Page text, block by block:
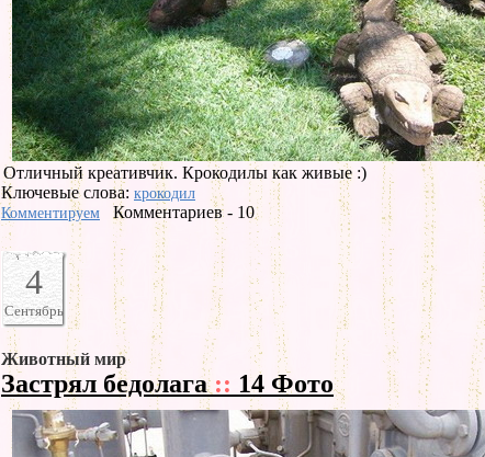
Отличный креативчик. Крокодилы как живые :)
Ключевые слова: крокодил
Комментируем
Комментариев - 10
4
Сентябрь
Животный мир
Застрял бедолага:: 14 Фото